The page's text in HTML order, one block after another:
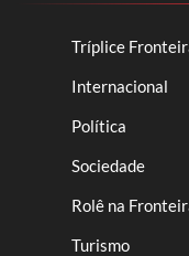
Tríplice
Internacional
Política
Sociedade
Rolê na
Turismo